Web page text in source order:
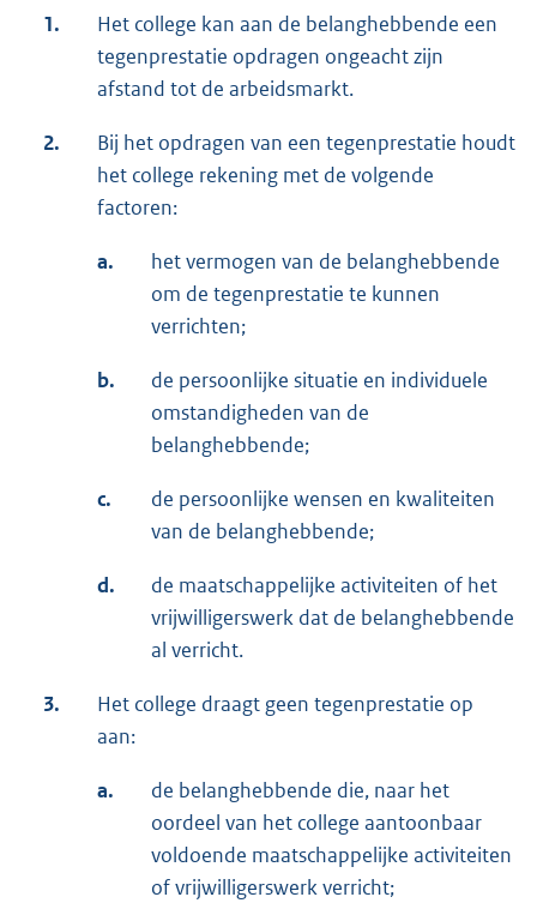
1.
Het college kan aan de belanghebbende een
tegenprestatie opdragen ongeacht zijn
afstand tot de arbeidsmarkt.
2.
Bij het opdragen van een tegenprestatie houdt
het college rekening met de volgende
factoren:
a.
het vermogen van de belanghebbende
om de tegenprestatie te kunnen
verrichten;
b.
de persoonlijke situatie en individuele
omstandigheden van de
belanghebbende;
c.
de persoonlijke wensen en kwaliteiten
van de belanghebbende;
d.
de maatschappelijke activiteiten of het
vrijwilligerswerk dat de belanghebbende
al verricht.
3.
Het college draagt geen tegenprestatie op
aan:
a.
de belanghebbende die, naar het
oordeel van het college aantoonbaar
voldoende maatschappelijke activiteiten
of vrijwilligerswerk verricht;